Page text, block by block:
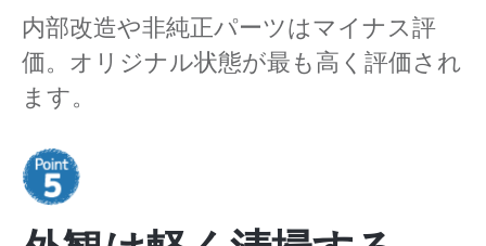
内部改造や非純正パーツはマイナス評
価。オリジナル状態が最も高く評価され
ます。